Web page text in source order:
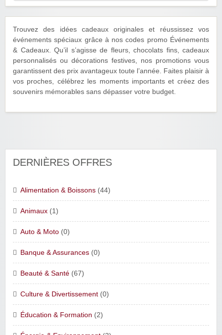
Trouvez des idées cadeaux originales et réussissez vos
événements spéciaux grâce à nos codes promo Événements
& Cadeaux. Qu’il s’agisse de fleurs, chocolats fins, cadeaux
personnalisés ou décorations festives, nos promotions vous
garantissent des prix avantageux toute l’année. Faites plaisir à
vos proches, célébrez les moments importants et créez des
souvenirs mémorables sans dépasser votre budget.
DERNIÈRES OFFRES
Alimentation & Boissons (44)
Animaux (1)
Auto & Moto (0)
Banque & Assurances (0)
Beauté & Santé (67)
Culture & Divertissement (0)
Éducation & Formation (2)